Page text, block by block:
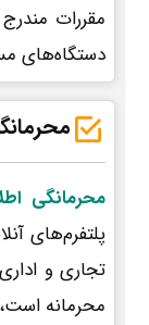
مقررات
دستگاه‌های
محرمانگی
پلتفرم‌های
تجاری و
محرمانه